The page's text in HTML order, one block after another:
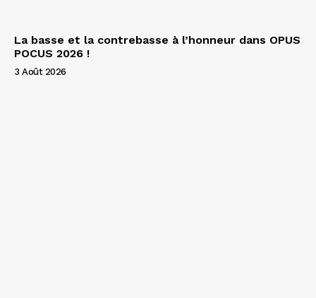
La basse et la contrebasse à l’honneur dans OPUS
POCUS 2026 !
3 Août 2026